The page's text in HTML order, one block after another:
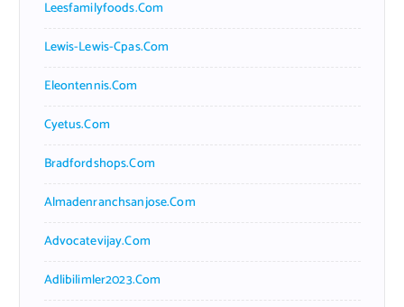
Leesfamilyfoods.com
Lewis-Lewis-Cpas.com
Eleontennis.com
Cyetus.com
Bradfordshops.com
Almadenranchsanjose.com
Advocatevijay.com
Adlibilimler2023.com